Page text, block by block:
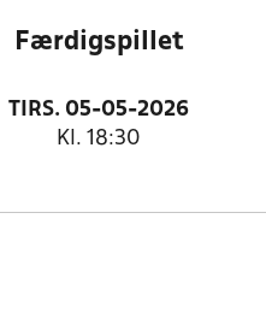
Færdigspillet
TIRS. 05-05-2026
Kl. 18:30